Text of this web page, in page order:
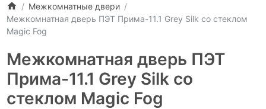
Межкомнатные двери
Межкомнатная дверь ПЭТ Прима-11.1 Grey Silk со стеклом
Magic Fog
Межкомнатная дверь ПЭТ
Прима-11.1 Grey Silk со
стеклом Magic Fog